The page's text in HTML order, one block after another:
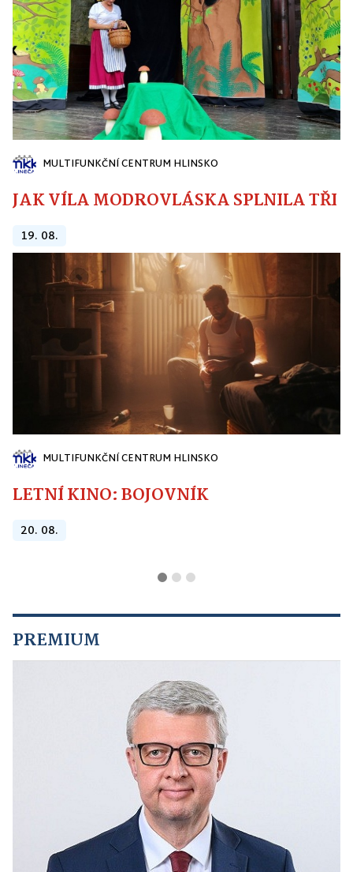
MULTIFUNKČNÍ CENTRUM HLINSKO
JAK VÍLA MODROVLÁSKA SPLNILA
19. 08.
MULTIFUNKČNÍ CENTRUM HLINSKO
LETNÍ KINO: BOJOVNÍK
20. 08.
PREMIUM